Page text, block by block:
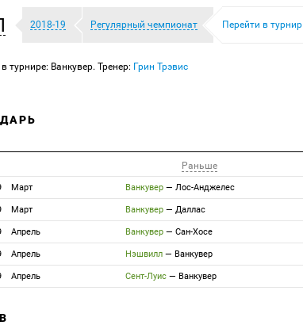
2018-19 Регулярный чемпионат Перейти в турнир
турнире: Ванкувер. Тренер: Грин Трэвис
Раньше
Март Ванкувер — Лос-Анджелес
Март Ванкувер — Даллас
Апрель Ванкувер — Сан-Хосе
Апрель Нэшвилл — Ванкувер
Апрель Сент-Луис — Ванкувер